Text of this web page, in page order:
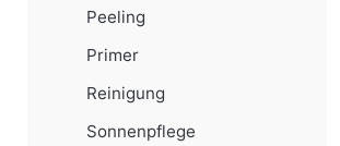
Peeling
Primer
Reinigung
Sonnenpflege